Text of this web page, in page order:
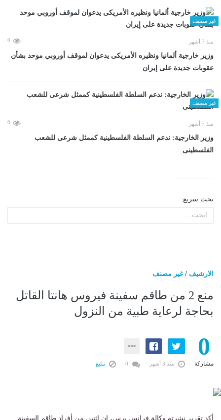
غير مصنف
منذ 7 أشهر 0
وزير خارجية ألمانيا ونظيره الأمريكى يدعوان لموقف أوروبي موحد بشأن
عقوبات جديدة على إيران
غير مصنف
منذ 7 أشهر 0
وزير الخارجية: ندعم السلطة الفلسطينية كممثل شرعى للشعب
الفلسطينى
بحث سريع:
الارشيف /غير مصنف
منع 2 من طاقم سفينة فيروس هانتا القاتل
بحاجة لرعاية طبية من النزول
0
مشاركة منذ 3 أشهر تبليغ
أكد تقرير نشرته وكالة فرانس برس، إن اثنين من أفراد طاقم السفينة